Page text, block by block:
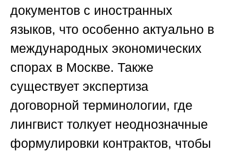
документов с иностранных
языков, что особенно актуально в
международных экономических
спорах в Москве. Также
существует экспертиза
договорной терминологии, где
лингвист толкует неоднозначные
формулировки контрактов, чтобы